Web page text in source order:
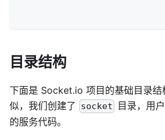
目录结构
下面是 Socket.io 项目的基础目录结
似，我们创建了
socket
目录，用
的服务代码。